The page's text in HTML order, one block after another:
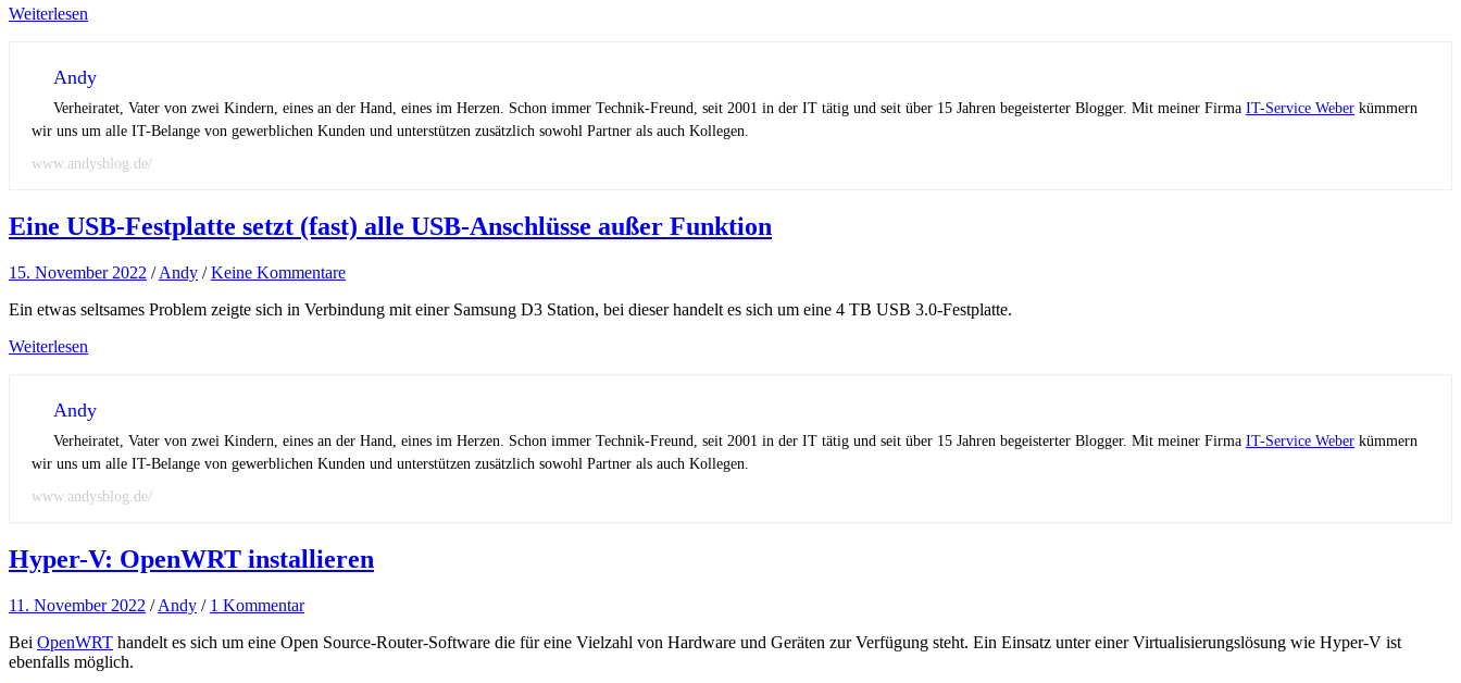
Weiterlesen
Andy
Verheiratet, Vater von zwei Kindern, eines an der Hand, eines im Herzen. Schon immer Technik-Freund, seit 2001 in der IT tätig und seit über 15 Jahren begeisterter Blogger. Mit meiner Firma IT-Service Weber kümmern
wir uns um alle IT-Belange von gewerblichen Kunden und unterstützen zusätzlich sowohl Partner als auch Kollegen.
www.andysblog.de/
Eine USB-Festplatte setzt (fast) alle USB-Anschlüsse außer Funktion
15. November 2022 /Andy /Keine Kommentare
Ein etwas seltsames Problem zeigte sich in Verbindung mit einer Samsung D3 Station, bei dieser handelt es sich um eine 4 TB USB 3.0-Festplatte.
Weiterlesen
Andy
Verheiratet, Vater von zwei Kindern, eines an der Hand, eines im Herzen. Schon immer Technik-Freund, seit 2001 in der IT tätig und seit über 15 Jahren begeisterter Blogger. Mit meiner Firma IT-Service Weber kümmern
wir uns um alle IT-Belange von gewerblichen Kunden und unterstützen zusätzlich sowohl Partner als auch Kollegen.
www.andysblog.de/
Hyper-V: OpenWRT installieren
11. November 2022 /Andy / 1 Kommentar
Bei OpenWRT handelt es sich um eine Open Source-Router-Software die für eine Vielzahl von Hardware und Geräten zur Verfügung steht. Ein Einsatz unter einer Virtualisierungslösung wie Hyper-V ist
ebenfalls möglich.